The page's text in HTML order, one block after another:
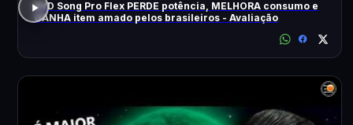
BYD Song Pro Flex PERDE potência, MELHORA consumo e
GANHA item amado pelos brasileiros - Avaliação